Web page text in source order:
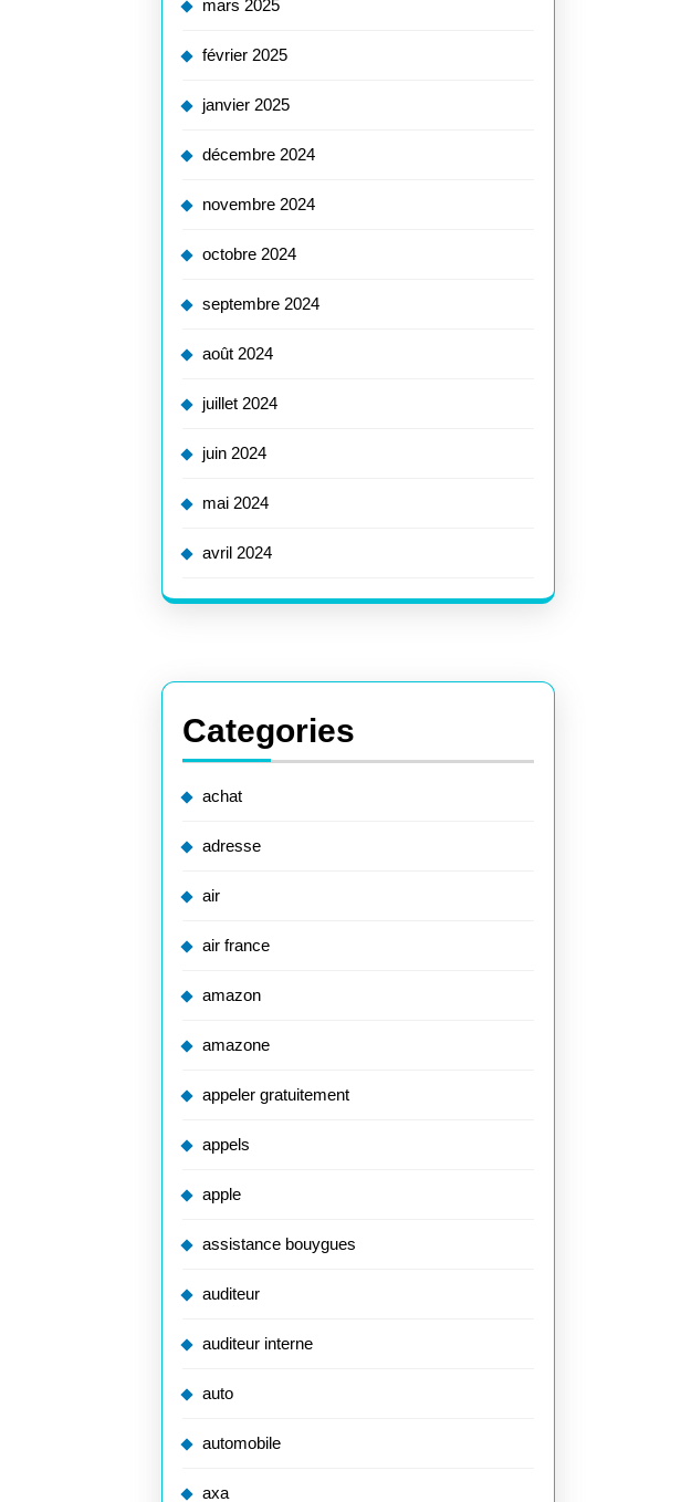
mars 2025
février 2025
janvier 2025
décembre 2024
novembre 2024
octobre 2024
septembre 2024
août 2024
juillet 2024
juin 2024
mai 2024
avril 2024
Categories
achat
adresse
air
air france
amazon
amazone
appeler gratuitement
appels
apple
assistance bouygues
auditeur
auditeur interne
auto
automobile
axa